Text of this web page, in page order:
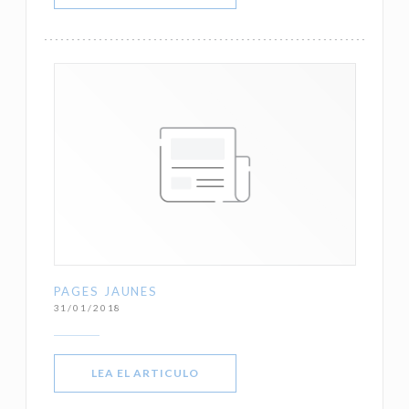
PAGES JAUNES
31/01/2018
LEA EL ARTICULO((ABRE EN UNA NUEVA VENTANA))